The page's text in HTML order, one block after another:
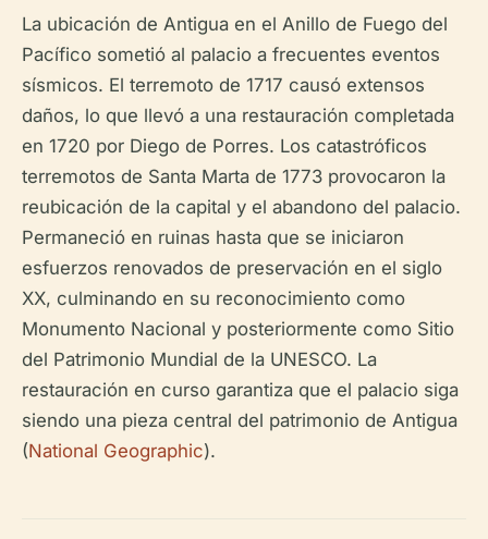
La ubicación de Antigua en el Anillo de Fuego del
Pacífico sometió al palacio a frecuentes eventos
sísmicos. El terremoto de 1717 causó extensos
daños, lo que llevó a una restauración completada
en 1720 por Diego de Porres. Los catastróficos
terremotos de Santa Marta de 1773 provocaron la
reubicación de la capital y el abandono del palacio.
Permaneció en ruinas hasta que se iniciaron
esfuerzos renovados de preservación en el siglo
XX, culminando en su reconocimiento como
Monumento Nacional y posteriormente como Sitio
del Patrimonio Mundial de la UNESCO. La
restauración en curso garantiza que el palacio siga
siendo una pieza central del patrimonio de Antigua
(National Geographic).